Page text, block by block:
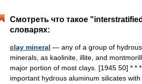
Смотреть что такое
словарях:
clay mineral — any of a group of
minerals, as kaolinite, illite, and
major portion of most clays. [1945 50] * *
important hydrous aluminum silicates